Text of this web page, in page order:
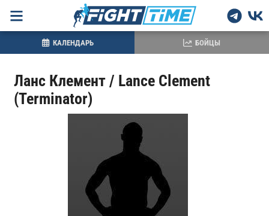
Ланс Клемент / Lance Clement
(Terminator)
КАЛЕНДАРЬ БОЙЦЫ